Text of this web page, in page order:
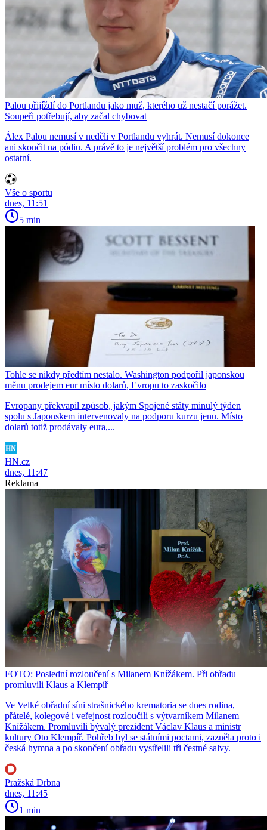
Palou přijíždí do Portlandu jako muž, kterého už nestačí porážet.
Soupeři potřebují, aby začal chybovat
Álex Palou nemusí v neděli v Portlandu vyhrát. Nemusí dokonce
ani skončit na pódiu. A právě to je největší problém pro všechny
ostatní.
Vše o sportu
dnes, 11:51
5 min
Tohle se nikdy předtím nestalo. Washington podpořil japonskou
měnu prodejem eur místo dolarů, Evropu to zaskočilo
Evropany překvapil způsob, jakým Spojené státy minulý týden
spolu s Japonskem intervenovaly na podporu kurzu jenu. Místo
dolarů totiž prodávaly eura,...
HN.cz
dnes, 11:47
Reklama
FOTO: Poslední rozloučení s Milanem Knížákem. Při obřadu
promluvili Klaus a Klempíř
Ve Velké obřadní síni strašnického krematoria se dnes rodina,
přátelé, kolegové i veřejnost rozloučili s výtvarníkem Milanem
Knížákem. Promluvili bývalý prezident Václav Klaus a ministr
kultury Oto Klempíř. Pohřeb byl se státními poctami, zazněla proto i
česká hymna a po skončení obřadu vystřelili tři čestné salvy.
Pražská Drbna
dnes, 11:45
1 min